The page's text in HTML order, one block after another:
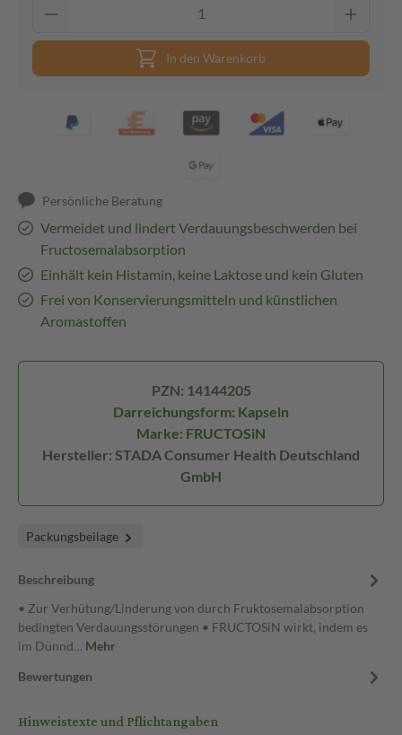
In den Warenkorb
Persönliche Beratung
Vermeidet und lindert Verdauungsbeschwerden bei
Fructosemalabsorption
Einhält kein Histamin, keine Laktose und kein Gluten
Frei von Konservierungsmitteln und künstlichen
Aromastoffen
PZN: 14144205
Darreichungsform: Kapseln
Marke: FRUCTOSiN
Hersteller: STADA Consumer Health Deutschland
GmbH
Packungsbeilage
Beschreibung
• Zur Verhütung/Linderung von durch Fruktosemalabsorption
bedingten Verdauungsstörungen • FRUCTOSiN wirkt, indem es
im Dünnd… Mehr
Bewertungen
Hinweistexte und Pflichtangaben